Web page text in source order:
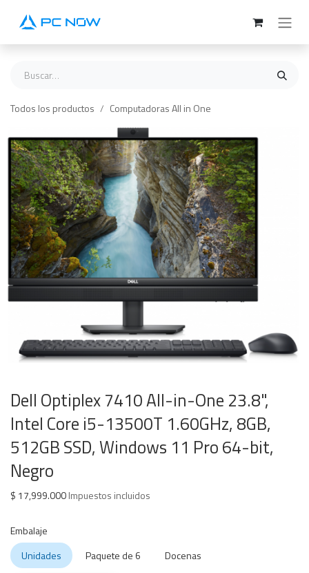
Todos los productos Computadoras All in One
Dell Optiplex 7410 All-in-One 23.8",
Intel Core i5-13500T 1.60GHz, 8GB,
512GB SSD, Windows 11 Pro 64-bit,
Negro
$ 17,999.000Impuestos incluidos
Embalaje
Unidades
Paquete de 6 Docenas